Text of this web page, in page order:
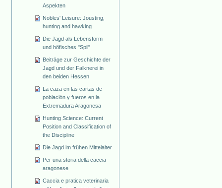
Aspekten
Nobles' Leisure: Jousting,
hunting and hawking
Die Jagd als Lebensform
und höfisches "Spil"
Beiträge zur Geschichte der
Jagd und der Falknerei in
den beiden Hessen
La caza en las cartas de
población y fueros en la
Extremadura Aragonesa
Hunting Science: Current
Position and Classification of
the Discipline
Die Jagd im frühen Mittelalter
Per una storia della caccia
aragonese
Caccia e pratica veterinaria